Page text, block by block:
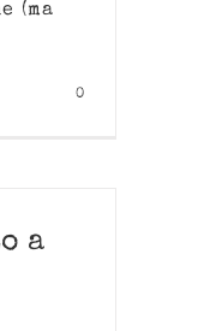
(ma
0
a